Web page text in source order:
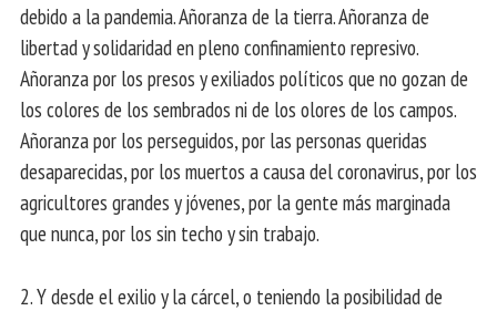
debido a la pandemia. Añoranza de la tierra. Añoranza de
libertad y solidaridad en pleno confinamiento represivo.
Añoranza por los presos y exiliados políticos que no gozan de
los colores de los sembrados ni de los olores de los campos.
Añoranza por los perseguidos, por las personas queridas
desaparecidas, por los muertos a causa del coronavirus, por los
agricultores grandes y jóvenes, por la gente más marginada
que nunca, por los sin techo y sin trabajo.
2. Y desde el exilio y la cárcel, o teniendo la posibilidad de